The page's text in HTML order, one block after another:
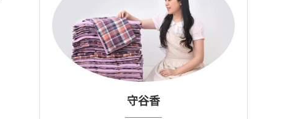
守谷香